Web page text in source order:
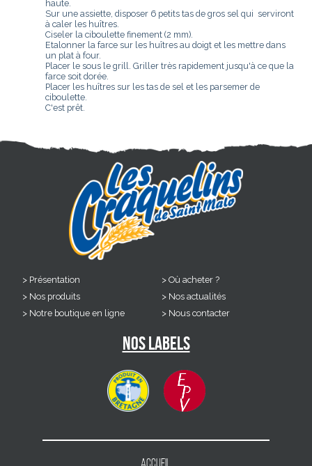
haute.
Sur une assiette, disposer 6 petits tas de gros sel qui serviront
à caler les huîtres.
Ciseler la ciboulette finement (2 mm).
Etalonner la farce sur les huîtres au doigt et les mettre dans
un plat à four.
Placer le sous le grill. Griller très rapidement jusqu'à ce que la
farce soit dorée.
Placer les huîtres sur les tas de sel et les parsemer de
ciboulette.
C'est prêt.
Présentation
Nos produits
Notre boutique en ligne
Où acheter ?
Nos actualités
Nous contacter
Nos labels
Accueil